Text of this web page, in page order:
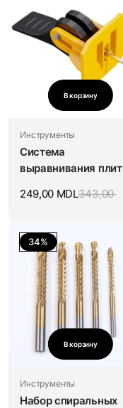
В корзину
Инструменты
Система
выравнивания
343,00
249,00 MDL
34%
В корзину
Инструменты
Набор спиральных